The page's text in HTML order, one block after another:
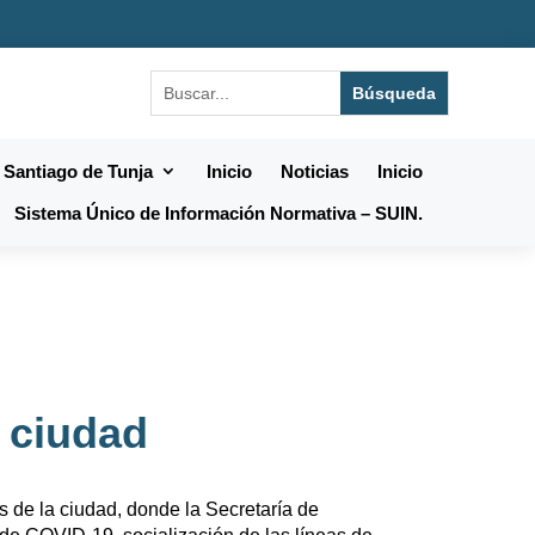
Santiago de Tunja Inicio Noticias Inicio
Sistema Único de Información Normativa – SUIN.
de la ciudad, donde la Secretaría de